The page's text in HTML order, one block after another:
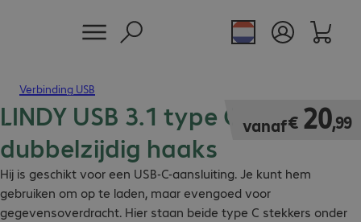
Verbinding USB
LINDY USB 3.1 type C kabel
dubbelzijdig haaks
Hij is geschikt voor een USB-C-aansluiting. Je kunt hem
gebruiken om op te laden, maar evengoed voor
gegevensoverdracht. Hier staan beide type C stekkers onder
vanaf€ 20,99
€ 20,99